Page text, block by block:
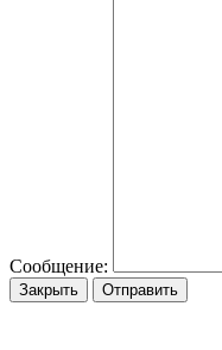
Сообщение:
Закрыть Отправить